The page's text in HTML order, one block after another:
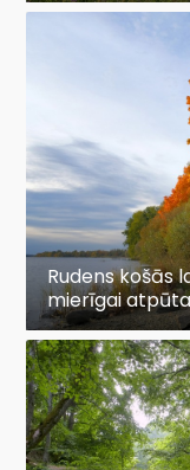
Rudens košās
mierīgai